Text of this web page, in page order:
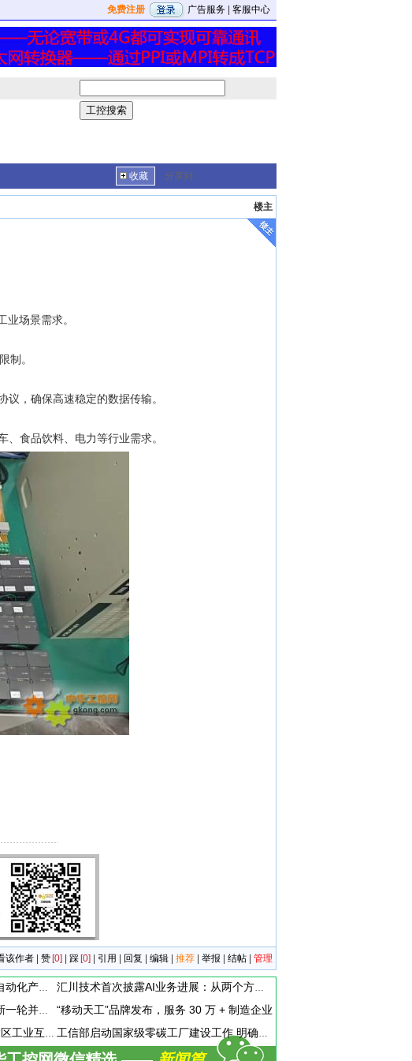
免费注册 广告服务 客服中心
收藏 分享到
楼主
场景需求。
制。
，确保高速稳定的数据传输。
食品饮料、电力等行业需求。
该作者 赞 [0] 踩 [0] 引用 回复 编辑 推荐 举报 结帖 管理
并购整合 + 标准落地！7 月工业自动化产业动态速递 汇川技术首次披露AI业务进展：从两个方面推动“AI业务化”落地
相继宣布重磅收购，自动化巨头新一轮并购潮剑指何方？
“移动天工”品牌发布，服务 30 万 + 制造企业
100%全国产！核工业首个控制大区工业互联网平台成功研制 工信部启动国家级零碳工厂建设工作 明确六方面申报条件